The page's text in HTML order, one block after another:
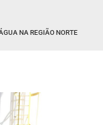
NA REGIÃO NORTE